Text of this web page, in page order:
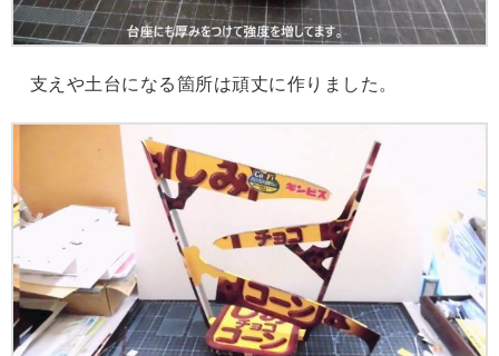
支えや土台になる箇所は頑丈に作りました。